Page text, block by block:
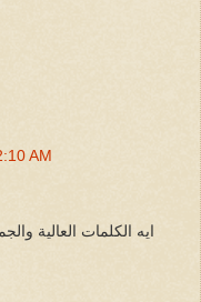
AM
ايه الكلمات العالية